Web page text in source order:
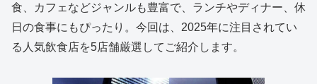
食、カフェなどジャンルも豊富で、ランチやディナー、休
日の食事にもぴったり。今回は、2025年に注目されてい
る人気飲食店を5店舗厳選してご紹介します。